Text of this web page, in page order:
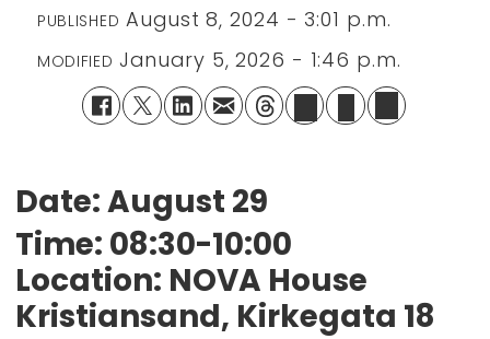
PUBLISHED August 8, 2024 - 3:01 p.m.
MODIFIED January 5, 2026 - 1:46 p.m.
Date: August 29
Time: 08:30-10:00
Location: NOVA House
Kristiansand, Kirkegata 18